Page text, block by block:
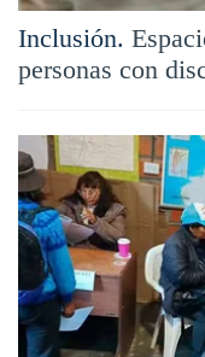
Inclusión.
personas con